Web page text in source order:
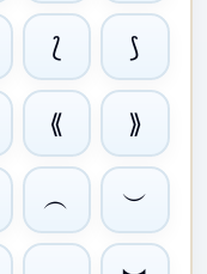
⟅ ⟆
⟪ ⟫
︵ ︶